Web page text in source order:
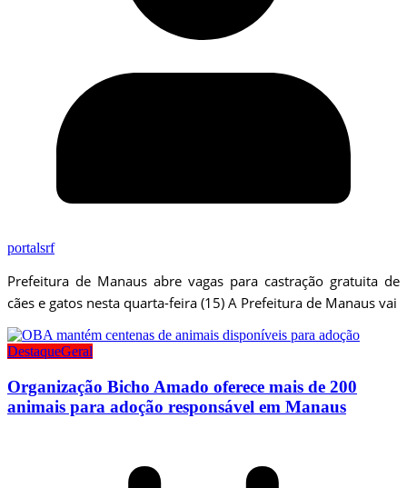
portalsrf
Prefeitura de Manaus abre vagas para castração gratuita de
cães e gatos nesta quarta-feira (15) A Prefeitura de Manaus vai
DestaqueGeral
Organização Bicho Amado oferece mais de 200
animais para adoção responsável em Manaus